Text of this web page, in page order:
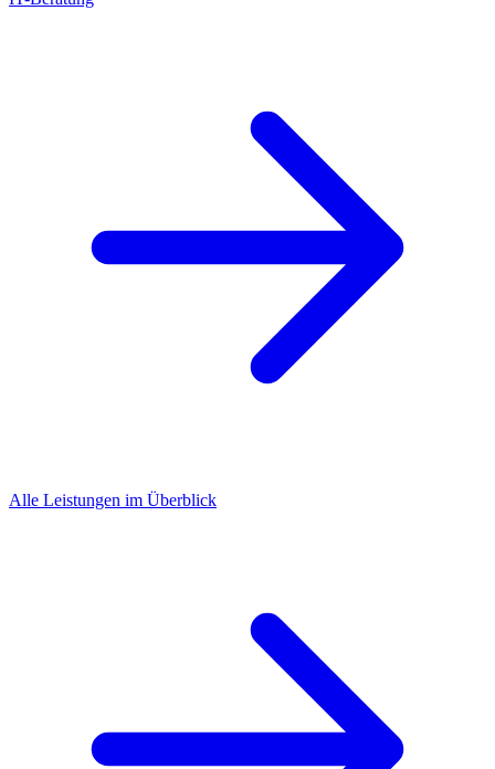
Alle Leistungen im Überblick